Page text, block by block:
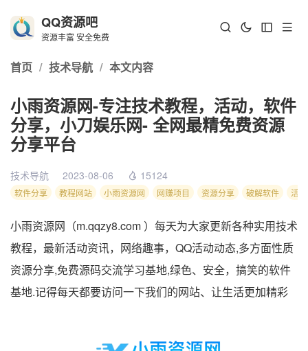
QQ资源吧
资源丰富 安全免费
首页 / 技术导航 / 本文内容
小雨资源网-专注技术教程，活动，软件
分享，小刀娱乐网- 全网最精免费资源
分享平台
技术导航 2023-08-06 15124
软件分享 教程网站 小雨资源网 网赚项目 资源分享 破解软件 活
小雨资源网（m.qqzy8.com ）每天为大家更新各种实用技术
教程，最新活动资讯，网络趣事，QQ活动动态,多方面性质
资源分享,免费源码交流学习基地,绿色、安全，搞笑的软件
基地.记得每天都要访问一下我们的网站、让生活更加精彩